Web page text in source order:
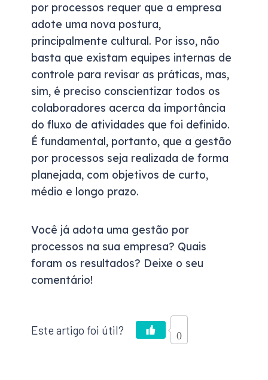
por processos requer que a empresa
adote uma nova postura,
principalmente cultural. Por isso, não
basta que existam equipes internas de
controle para revisar as práticas, mas,
sim, é preciso conscientizar todos os
colaboradores acerca da importância
do fluxo de atividades que foi definido.
É fundamental, portanto, que a gestão
por processos seja realizada de forma
planejada, com objetivos de curto,
médio e longo prazo.
Você já adota uma gestão por
processos na sua empresa? Quais
foram os resultados? Deixe o seu
comentário!
0